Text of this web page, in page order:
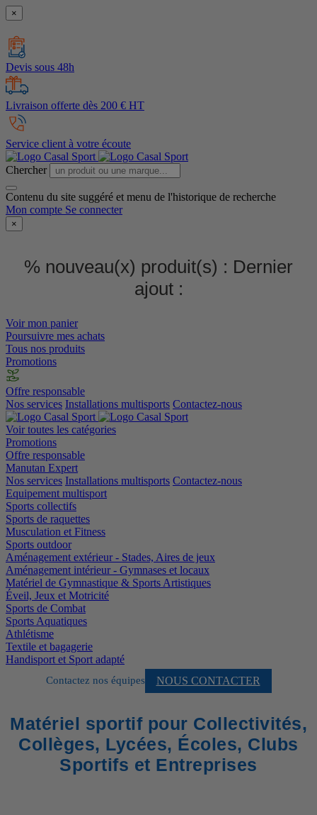
×
Devis sous 48h
Livraison offerte dès 200 € HT
Service client à votre écoute
Chercher
Contenu du site suggéré et menu de l'historique de recherche
Mon compte Se connecter
×
% nouveau(x) produit(s) : Dernier
ajout :
Voir mon panier
Poursuivre mes achats
Tous nos produits
Promotions
Offre responsable
Nos services Installations multisports Contactez-nous
Voir toutes les catégories
Promotions
Offre responsable
Manutan Expert
Nos services Installations multisports Contactez-nous
Equipement multisport
Sports collectifs
Sports de raquettes
Musculation et Fitness
Sports outdoor
Aménagement extérieur - Stades, Aires de jeux
Aménagement intérieur - Gymnases et locaux
Matériel de Gymnastique & Sports Artistiques
Éveil, Jeux et Motricité
Sports de Combat
Sports Aquatiques
Athlétisme
Textile et bagagerie
Handisport et Sport adapté
Contactez nos équipes NOUS CONTACTER
Matériel sportif pour Collectivités,
Collèges, Lycées, Écoles, Clubs
Sportifs et Entreprises